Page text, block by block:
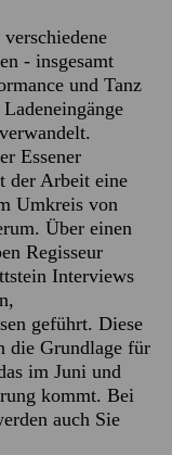
- insgesamt
und Tanz
Essener
der Arbeit eine
Umkreis von
Über einen
Regisseur
Interviews
geführt. Diese
die Grundlage für
im Juni und
kommt. Bei
auch Sie